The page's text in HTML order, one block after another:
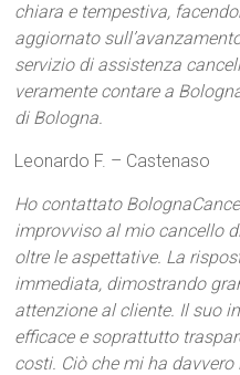
chiara e tempestiva,
aggiornato
servizio di assistenza
veramente contare a
di Bologna.
Leonardo F. – Castenaso
Ho contattato
improvviso al mio cancello
oltre le aspettative. La
immediata, dimostrando
attenzione al cliente. Il suo
efficace e soprattutto
costi. Ciò che mi ha